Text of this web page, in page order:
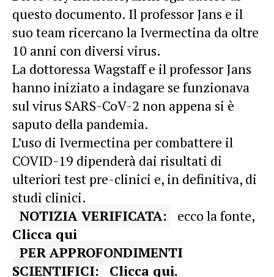
questo documento. Il professor Jans e il
suo team ricercano la Ivermectina da oltre
10 anni con diversi virus.
La dottoressa Wagstaff e il professor Jans
hanno iniziato a indagare se funzionava
sul virus SARS-CoV-2 non appena si è
saputo della pandemia.
L’uso di Ivermectina per combattere il
COVID-19 dipenderà dai risultati di
ulteriori test pre-clinici e, in definitiva, di
studi clinici.
NOTIZIA VERIFICATA:
ecco la fonte,
Clicca qui
PER APPROFONDIMENTI
SCIENTIFICI:
Clicca qui.